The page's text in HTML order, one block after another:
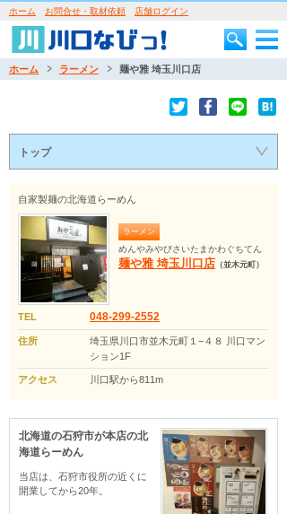
ホーム お問合せ・取材依頼 店舗ログイン
ホーム ラーメン 麺や雅 埼玉川口店
トップ
自家製麺の北海道らーめん
ラーメン
めんやみやびさいたまかわぐちてん
麺や雅 埼玉川口店 （並木元町）
TEL 048-299-2552
住所
埼玉県川口市並木元町１−４８ 川口マン
ション1F
アクセス 川口駅から811m
北海道の石狩市が本店の北
海道らーめん
当店は、石狩市役所の近くに
開業してから20年。